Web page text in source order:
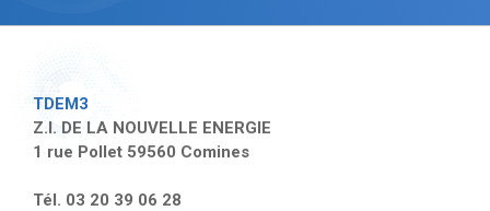
TDEM3
Z.I. DE LA NOUVELLE ENERGIE
1 rue Pollet 59560 Comines
Tél. 03 20 39 06 28